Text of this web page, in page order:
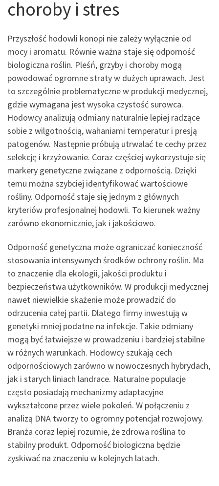
choroby i stres
Przyszłość hodowli konopi nie zależy wyłącznie od
mocy i aromatu. Równie ważna staje się odporność
biologiczna roślin. Pleśń, grzyby i choroby mogą
powodować ogromne straty w dużych uprawach. Jest
to szczególnie problematyczne w produkcji medycznej,
gdzie wymagana jest wysoka czystość surowca.
Hodowcy analizują odmiany naturalnie lepiej radzące
sobie z wilgotnością, wahaniami temperatur i presją
patogenów. Następnie próbują utrwalać te cechy przez
selekcję i krzyżowanie. Coraz częściej wykorzystuje się
markery genetyczne związane z odpornością. Dzięki
temu można szybciej identyfikować wartościowe
rośliny. Odporność staje się jednym z głównych
kryteriów profesjonalnej hodowli. To kierunek ważny
zarówno ekonomicznie, jak i jakościowo.
Odporność genetyczna może ograniczać konieczność
stosowania intensywnych środków ochrony roślin. Ma
to znaczenie dla ekologii, jakości produktu i
bezpieczeństwa użytkowników. W produkcji medycznej
nawet niewielkie skażenie może prowadzić do
odrzucenia całej partii. Dlatego firmy inwestują w
genetyki mniej podatne na infekcje. Takie odmiany
mogą być łatwiejsze w prowadzeniu i bardziej stabilne
w różnych warunkach. Hodowcy szukają cech
odpornościowych zarówno w nowoczesnych hybrydach,
jak i starych liniach landrace. Naturalne populacje
często posiadają mechanizmy adaptacyjne
wykształcone przez wiele pokoleń. W połączeniu z
analizą DNA tworzy to ogromny potencjał rozwojowy.
Branża coraz lepiej rozumie, że zdrowa roślina to
stabilny produkt. Odporność biologiczna będzie
zyskiwać na znaczeniu w kolejnych latach.